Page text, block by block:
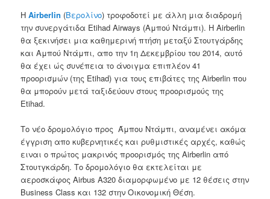
Η Airberlin (Βερολίνο) τροφοδοτεί με άλλη μιαδιαδρομή
την συνεργάτιδα Etihad Airways (Αμπού Ντάμπι). ΗAirberlin
θα ξεκινήσει μια καθημερινή πτήση μεταξύ Στουτγάρδης
και Αμπού Ντάμπι, απο την 1η Δεκεμβρίου του2014, αυτό
θα έχει ώς συνέπεια το άνοιγμα επιπλέον41
προορισμών (της Etihad) για τους επιβάτες της Airberlin που
θα μπορούν μετά ταξιδεύουν στουςπροορισμούς της
Etihad.
Το νέο δρομολόγιο προς Άμπου Ντάμπι, αναμένει ακόμα
έγγριση απο κυβερνητικές και ρυθμιστικές αρχές,καθώς
ειναι ο πρώτος μακρινός προορισμός τηςAirberlin από
Στουτγκάρδη.Το δρομολόγιο θα εκτελείται με
αεροσκάφος Airbus A320 διαμορφωμένο με 12 θέσεις στην
Business Class και 132 στην Οικονομική Θέση.